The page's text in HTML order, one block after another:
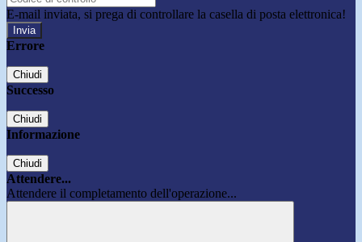
E-mail inviata, si prega di controllare la casella di posta elettronica!
Errore
Chiudi
Successo
Chiudi
Informazione
Chiudi
Attendere...
Attendere il completamento dell'operazione...